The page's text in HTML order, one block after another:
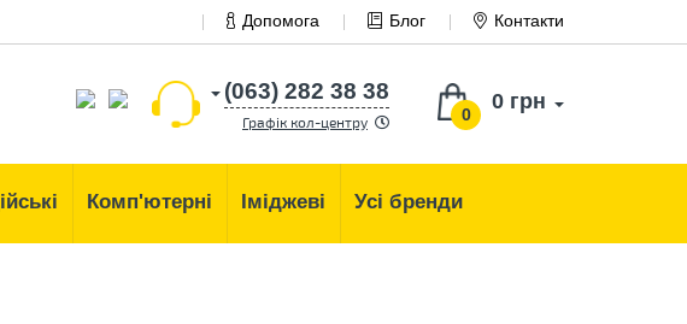
Допомога Блог Контакти
0
0 грн
(063) 282 38 38
Графік кол-центру
Комп'ютерні Іміджеві Усі бренди